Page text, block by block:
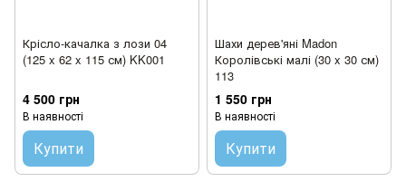
Крісло-качалка з лози 04
(125 x 62 x 115 см) KK001
4 500 грн
В наявності
Купити
Шахи дерев'яні Madon
Королівські малі (30 x 30 см)
113
1 550 грн
В наявності
Купити